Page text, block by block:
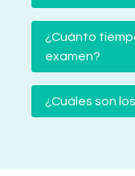
¿Cuánto
examen?
¿Cuáles son